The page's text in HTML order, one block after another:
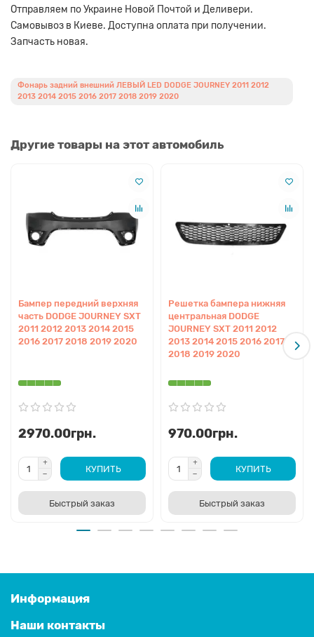
Отправляем по Украине Новой Почтой и Деливери.
Самовывоз в Киеве. Доступна оплата при получении.
Запчасть новая.
Фонарь задний внешний ЛЕВЫЙ LED DODGE JOURNEY 2011 2012
2013 2014 2015 2016 2017 2018 2019 2020
Другие товары на этот автомобиль
Бампер передний верхняя
часть DODGE JOURNEY SXT
2011 2012 2013 2014 2015
2016 2017 2018 2019 2020
2970.00грн.
КУПИТЬ
Быстрый заказ
Решетка бампера нижняя
центральная DODGE
JOURNEY SXT 2011 2012
2013 2014 2015 2016 2017
2018 2019 2020
970.00грн.
КУПИТЬ
Быстрый заказ
Информация
Наши контакты